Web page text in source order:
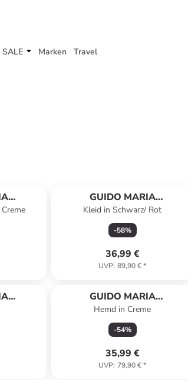
SALE Marken Travel
GUIDO MARIA
KRETSCHMER
Kleid in Schwarz/ Rot
-58%
36,99 €
UVP: 89,90 €*
GUIDO MARIA
KRETSCHMER
Hemd in Creme
-54%
35,99 €
UVP: 79,90 €*